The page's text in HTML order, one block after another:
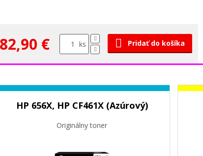
€ ks Pridať do košíka
HP 656X, HP CF461X (Azúrový)
Originálny toner